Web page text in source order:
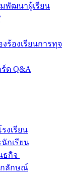
พัฒนาผู้เรียน
งร้องเรียนการ
ด Q&A
งเรียน
กเรียน
ธกิจ
ลักษณ์